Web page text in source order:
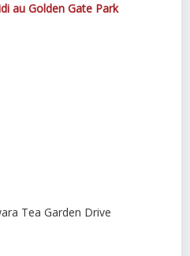
au Golden Gate Park
Tea Garden Drive